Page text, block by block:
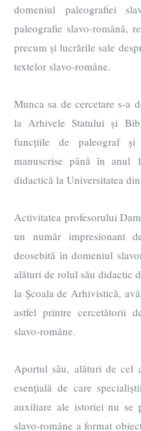
domeniul paleografiei
paleografie slavo-română,
precum și lucrările sale
textelor slavo-române.
Munca sa de cercetare s-a
la Arhivele Statului și
funcțiile de paleograf
manuscrise până în anul
didactică la Universitatea
Activitatea profesorului
un număr impresionant
deosebită în domeniul
alături de rolul său didactic
la Școala de Arhivistică,
astfel printre cercetătorii
slavo-române.
Aportul său, alături de cel
esențială de care
auxiliare ale istoriei nu se
slavo-române a format